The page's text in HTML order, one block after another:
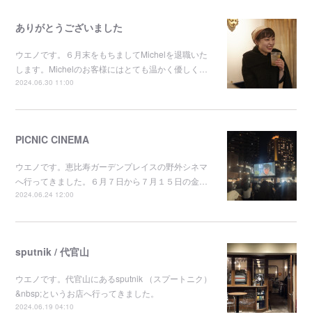
ありがとうございました
ウエノです。６月末をもちましてMichelを退職いた
します。Michelのお客様にはとても温かく優しく…
2024.06.30 11:00
PICNIC CINEMA
ウエノです。恵比寿ガーデンプレイスの野外シネマ
へ行ってきました。６月７日から７月１５日の金…
2024.06.24 12:00
sputnik / 代官山
ウエノです。代官山にあるsputnik （スプートニク）
&nbsp;というお店へ行ってきました。
2024.06.19 04:10